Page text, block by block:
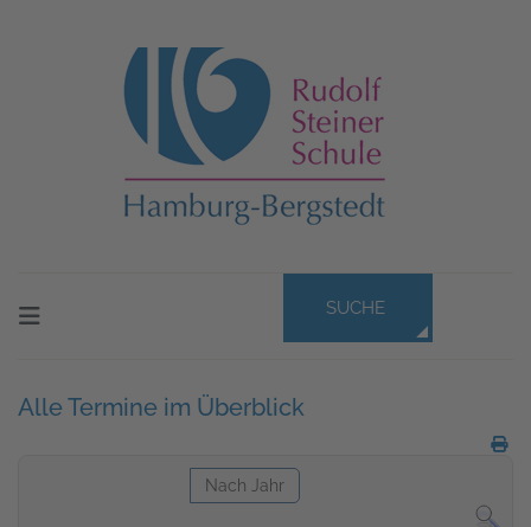
SUCHE
Alle Termine im Überblick
Nach Jahr